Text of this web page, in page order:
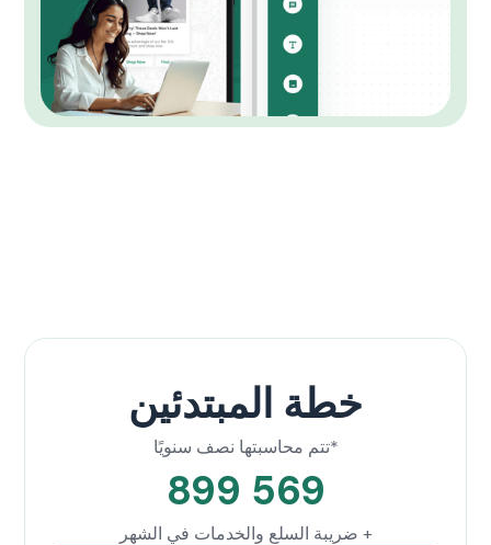
خطة المبتدئين
*تتم محاسبتها نصف سنويًا
569 899
+ ضريبة السلع والخدمات في الشهر